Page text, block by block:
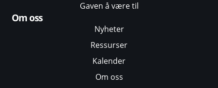
Gaven å være til
Om oss
Nyheter
Ressurser
Kalender
Om oss